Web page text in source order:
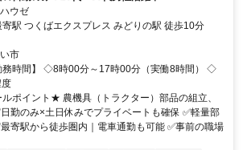
ウゼ
駅 つくばエクスプレス みどりの駅 徒歩10分
市
務時間】 ◇8時00分～17時00分（実働8時間） ◇
ポイント★ 農機具（トラクター）部品の組立、
勤のみ×土日休みでプライベートも確保 ✅軽量部
寄駅から徒歩圏内｜電車通勤も可能 ✅事前の職場